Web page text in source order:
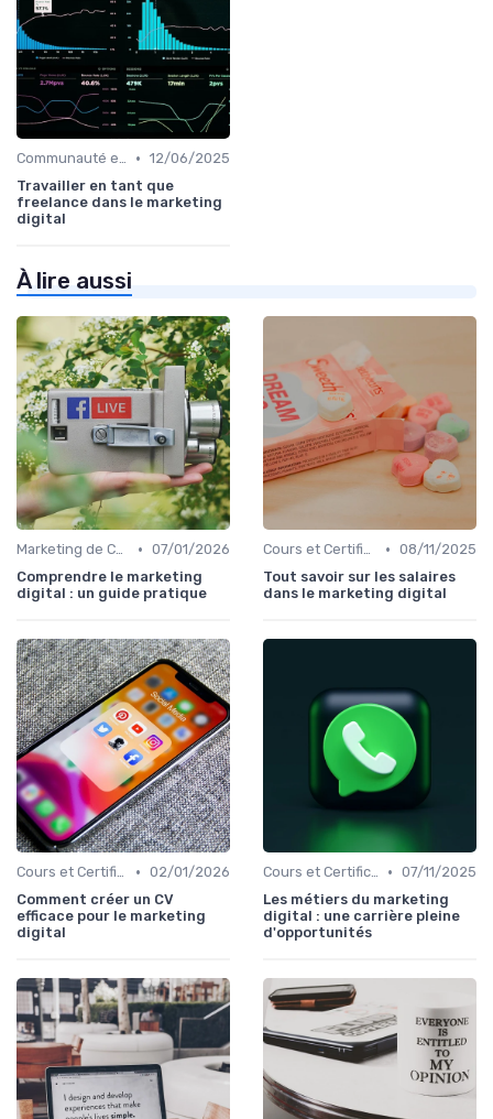
Communauté et Réseaux Professionnels • 12/06/2025
Travailler en tant que
freelance dans le marketing
digital
À lire aussi
Marketing de Contenu • 07/01/2026
Comprendre le marketing
digital : un guide pratique
Cours et Certifications en Marketing Digital • 08/11/2025
Tout savoir sur les salaires
dans le marketing digital
Cours et Certifications en Marketing Digital • 02/01/2026
Comment créer un CV
efficace pour le marketing
digital
Cours et Certifications en Marketing Digital • 07/11/2025
Les métiers du marketing
digital : une carrière pleine
d'opportunités